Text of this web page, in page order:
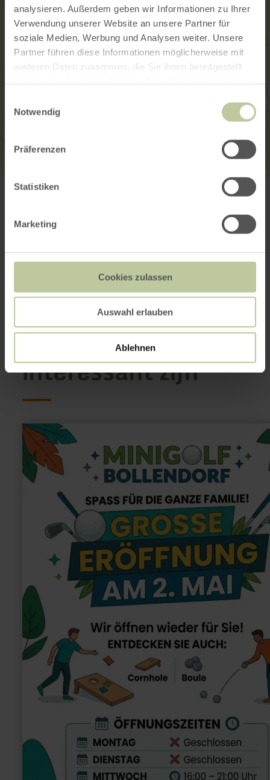
analysieren. Außerdem geben wir Informationen zu Ihrer
Verwendung unserer Website an unsere Partner für
soziale Medien, Werbung und Analysen weiter. Unsere
Partner führen diese Informationen möglicherweise mit
weiteren Daten zusammen, die Sie ihnen bereitgestellt
Notwendig
Präferenzen
Statistiken
Marketing
Cookies zulassen
Auswahl erlauben
Ablehnen
Bergstraße 12
E-mail
Aankomst plannen
Op kaart weergeven
Dit kan ook
interessant zijn
meer
informatie
over:
Minigolfanlage
Bollendorf